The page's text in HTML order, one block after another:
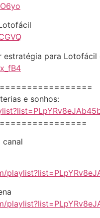
estratégia para Lotofácil
e sonhos: